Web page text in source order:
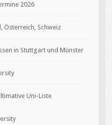
2026
Österreich, Schweiz
in Stuttgart und Münster
Uni-Liste